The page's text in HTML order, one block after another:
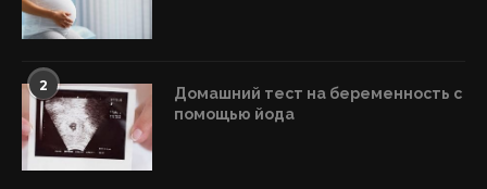
2
Домашний тест на беременность с
помощью йода